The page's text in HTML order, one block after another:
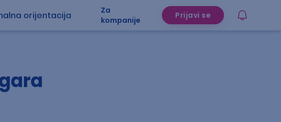
orijentacija
Za
kompanije
Prijavi se